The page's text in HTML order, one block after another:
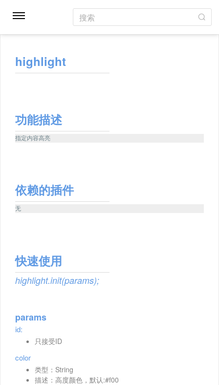
搜索
highlight
功能描述
指定内容高亮
依赖的插件
无
快速使用
highlight.init(params);
params
id:
只接受ID
color
类型：String
描述：高度颜色，默认:#f00